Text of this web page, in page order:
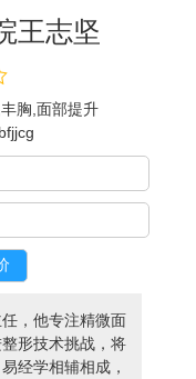
王志坚
胸,面部提升
bfjjcg
，他专注精微面
形技术挑战，将
经学相辅相成，